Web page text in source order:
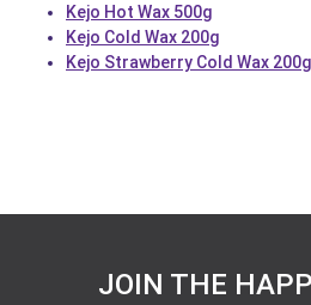
Kejo Hot Wax 500g
Kejo Cold Wax 200g
Kejo Strawberry Cold Wax 200g
JOIN THE